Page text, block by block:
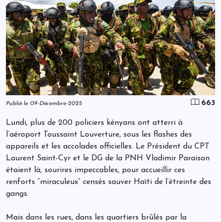
Publié le 09-Décembre-2025 663
Lundi, plus de 200 policiers kényans ont atterri à
l’aéroport Toussaint Louverture, sous les flashes des
appareils et les accolades officielles. Le Président du CPT
Laurent Saint-Cyr et le DG de la PNH Vladimir Paraison
étaient là, sourires impeccables, pour accueillir ces
renforts “miraculeux” censés sauver Haïti de l’étreinte des
gangs.
Mais dans les rues, dans les quartiers brûlés par la